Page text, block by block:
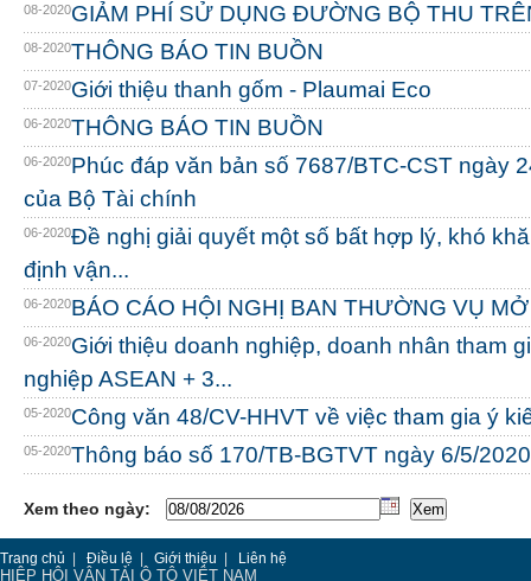
08-2020GIẢM PHÍ SỬ DỤNG ĐƯỜNG BỘ THU
08-2020THÔNG BÁO TIN BUỒN
07-2020Giới thiệu thanh gốm - Plaumai Eco
06-2020THÔNG BÁO TIN BUỒN
06-2020Phúc đáp văn bản số 7687/BTC-CST ngày
của Bộ Tài chính
06-2020Đề nghị giải quyết một số bất hợp lý, khó
định vận...
06-2020BÁO CÁO HỘI NGHỊ BAN THƯỜNG VỤ
06-2020Giới thiệu doanh nghiệp, doanh nhân tham
nghiệp ASEAN + 3...
05-2020Công văn 48/CV-HHVT về việc tham gia ý
05-2020Thông báo số 170/TB-BGTVT ngày 6/5/2020
Xem theo ngày:
Trang chủ Điều lệ Giới thiệu Liên hệ
HIỆP HỘI VẬN TẢI Ô TÔ VIỆT NAM